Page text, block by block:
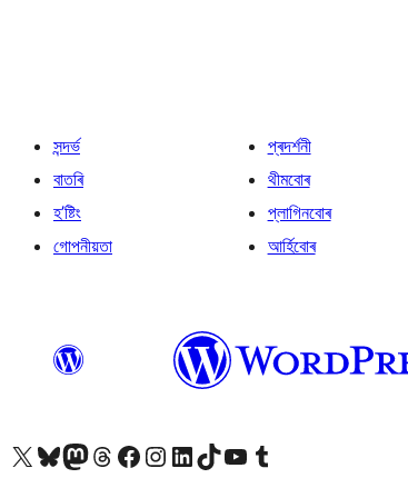
সন্দৰ্ভ
বাতৰি
হ’ষ্টিং
গোপনীয়তা
প্ৰদৰ্শনী
থীমবোৰ
প্লাগিনবোৰ
আৰ্হিবোৰ
আমাৰ X (আগৰ Twitter) একাউণ্টলৈ যাওকআমাৰ Bluesky একাউণ্টলৈ যাওকআমাৰ Mastodon একাউণ্টলৈ যাওকআমাৰ Threads একাউণ্টলৈ যাওকআমাৰ Facebook পৃষ্ঠালৈ যাওকআমাৰ Instagram একাউণ্টলৈ যাওকআমাৰ LinkedIn একাউণ্টলৈ যাওকআমাৰ TikTok একাউণ্টলৈ যাওকআমাৰ YouTube চেনেললৈ যাওকআমাৰ Tumblr একাউণ্টলৈ যাওক